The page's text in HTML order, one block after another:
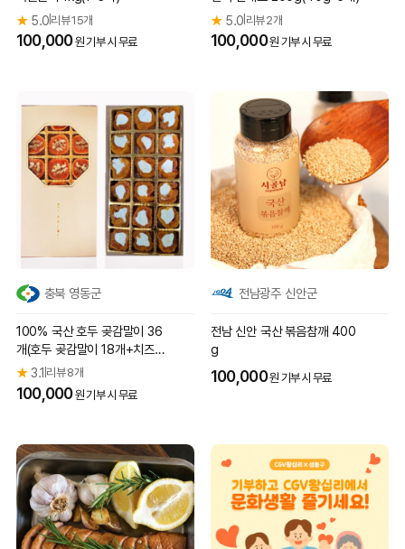
★5.0 리뷰 15개
100,000원 기부 시 무료
★ 5.0 리뷰 2개
100,000원 기부 시 무료
충북 영동군
100% 국산 호두 곶감말이 36
개(호두 곶감말이 18개+치즈
곶감말이 18개)
★3.1 리뷰 8개
100,000원 기부 시 무료
전남광주 신안군
전남 신안 국산 볶음참깨 400
g
100,000원 기부 시 무료